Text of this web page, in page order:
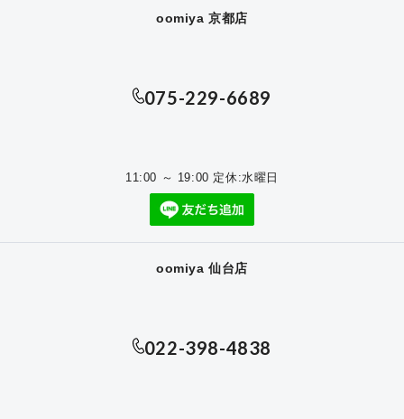
oomiya 京都店
075-229-6689
11:00 ～ 19:00 定休:水曜日
oomiya 仙台店
022-398-4838